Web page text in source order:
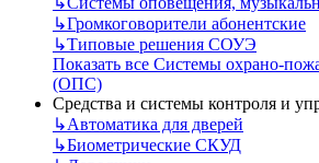
↳Громкоговорители абонентские
↳Типовые решения СОУЭ
Показать все Системы охрано-
(ОПС)
Средства и системы контроля и
↳Автоматика для дверей
↳Биометрические СКУД